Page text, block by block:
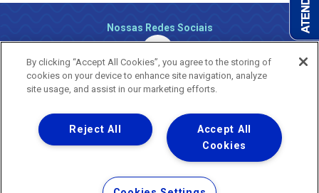
Nossas Redes Sociais
Uma empresa
Copyright ® 2026 - Todos os Direitos Reservados.
Nossa natureza movimenta a vida
Termos Gerais de Uso de Sites e Aplicativos
By clicking “Accept All Cookies”, you agree to the storing of
cookies on your device to enhance site navigation, analyze
site usage, and assist in our marketing efforts.
Accept All
Cookies
Reject All